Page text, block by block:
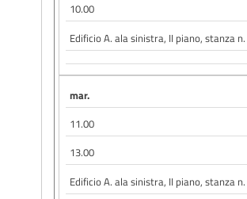
10.00
Edificio A. ala sinistra, II piano, stanza n.
mar.
11.00
13.00
Edificio A. ala sinistra, II piano, stanza n.